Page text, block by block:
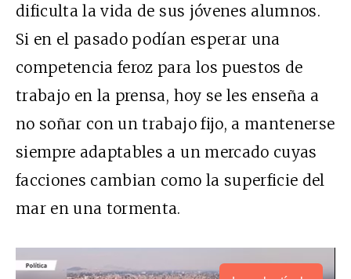
dificulta la vida de sus jóvenes alumnos.
Si en el pasado podían esperar una
competencia feroz para los puestos de
trabajo en la prensa, hoy se les enseña a
no soñar con un trabajo fijo, a mantenerse
siempre adaptables a un mercado cuyas
facciones cambian como la superficie del
mar en una tormenta.